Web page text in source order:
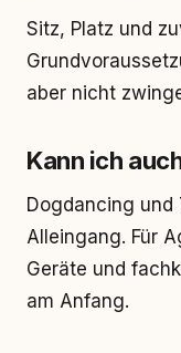
Sitz, Platz und
aber nicht
Kann ich
Dogdancing
Alleingang. Für
Geräte und
am Anfang.